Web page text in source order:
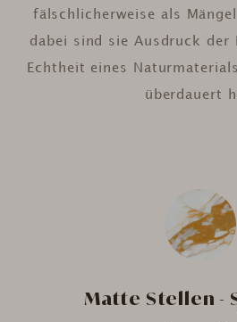
fälschlicherweise als
dabei sind sie Ausdruck der
Echtheit eines
überdauert
Matte Stellen -